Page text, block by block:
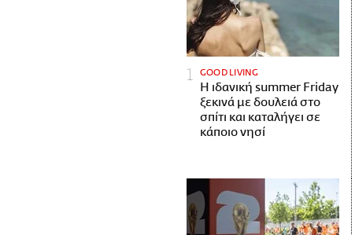
GOOD LIVING
Η ιδανική summer Friday
ξεκινά με δουλειά στο
σπίτι και καταλήγει σε
κάποιο νησί